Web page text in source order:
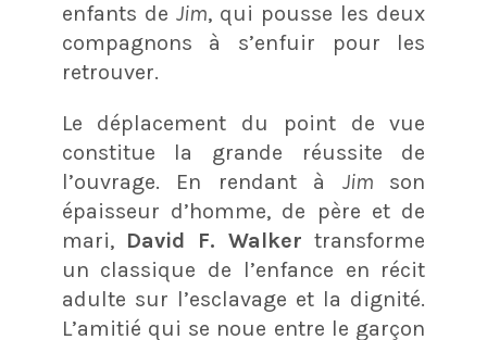
enfants de Jim, qui pousse les deux
compagnons à s’enfuir pour les
retrouver.
Le déplacement du point de vue
constitue la grande réussite de
l’ouvrage. En rendant à Jim son
épaisseur d’homme, de père et de
mari, David F. Walker transforme
un classique de l’enfance en récit
adulte sur l’esclavage et la dignité.
L’amitié qui se noue entre le garçon